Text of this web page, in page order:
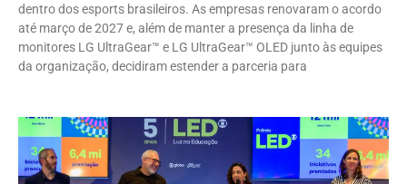
dentro dos esports brasileiros. As empresas renovaram o acordo
até março de 2027 e, além de manter a presença da linha de
monitores LG UltraGear™ e LG UltraGear™ OLED junto às equipes
da organização, decidiram estender a parceria para